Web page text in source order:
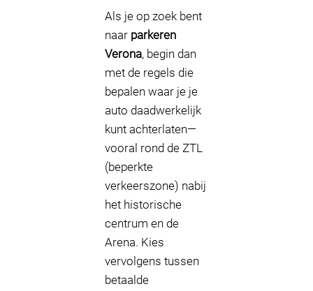
Als je op zoek bent
naar parkeren
Verona, begin dan
met de regels die
bepalen waar je je
auto daadwerkelijk
kunt achterlaten—
vooral rond de ZTL
(beperkte
verkeerszone) nabij
het historische
centrum en de
Arena. Kies
vervolgens tussen
betaalde